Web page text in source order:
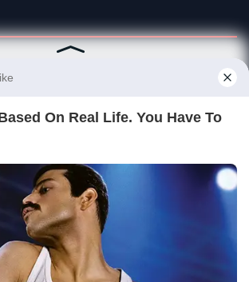
– Lajmet e fundit. Të gjitha të drejtat e
rezervuara.